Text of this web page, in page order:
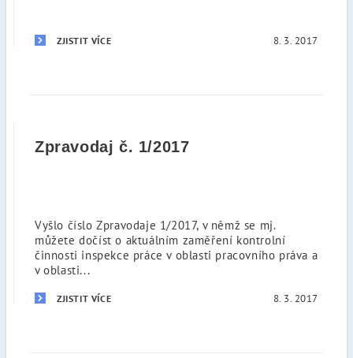
ZJISTIT VÍCE 8. 3. 2017
Zpravodaj č. 1/2017
Vyšlo číslo Zpravodaje 1/2017, v němž se mj.
můžete dočíst o aktuálním zaměření kontrolní
činnosti inspekce práce v oblasti pracovního práva a
v oblasti...
ZJISTIT VÍCE 8. 3. 2017